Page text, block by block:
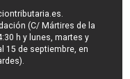
.
(C/ Mártires de la
h y lunes, martes y
15 de septiembre, en